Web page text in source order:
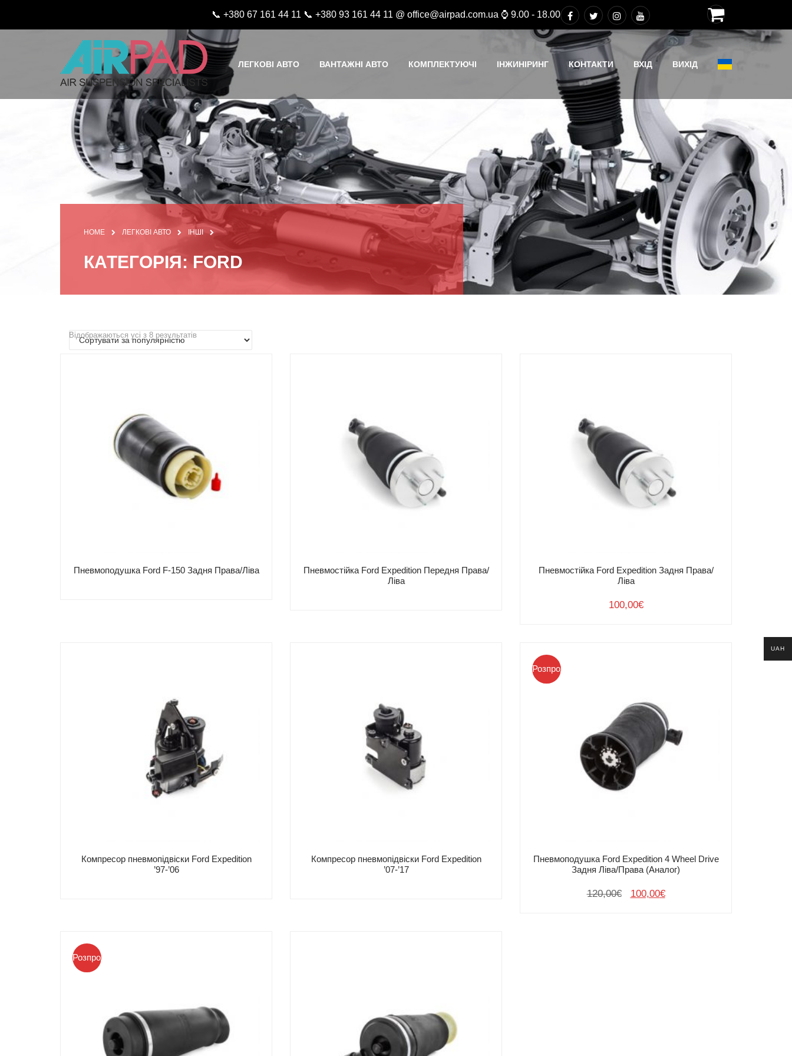
📞 +380 67 161 44 11 📞 +380 93 161 44 11 @ office@airpad.com.ua ⌚ 9.00 - 18.00
ЛЕГКОВІ АВТО ВАНТАЖНІ АВТО КОМПЛЕКТУЮЧІ ІНЖИНІРИНГ КОНТАКТИ ВХІД ВИХІД
HOME ЛЕГКОВІ АВТО ІНШІ
КАТЕГОРІЯ: FORD
Відображаються усі з 8 результатів
Пневмоподушка Ford F-150 Задня Права/Ліва
Пневмостійка Ford Expedition Передня Права/
Ліва
Пневмостійка Ford Expedition Задня Права/
Ліва
100,00€
Компресор пневмопідвіски Ford Expedition
’97-’06
Компресор пневмопідвіски Ford Expedition
’07-’17
Розпродаж!
Пневмоподушка Ford Expedition 4 Wheel Drive
Задня Ліва/Права (Аналог)
120,00€
Оригінальна
100,00€Поточна
Розпродаж!
UAH